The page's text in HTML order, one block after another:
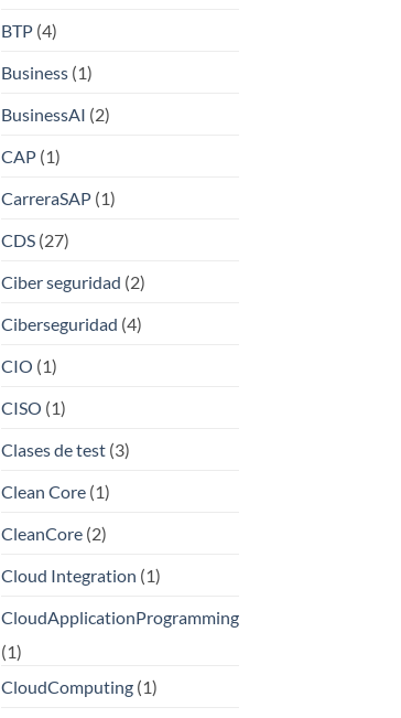
BTP(4)
Business(1)
BusinessAI (2)
CAP(1)
CarreraSAP(1)
CDS(27)
Ciber seguridad (2)
Ciberseguridad (4)
CIO (1)
CISO (1)
Clases de test(3)
Clean Core(1)
CleanCore(2)
Cloud Integration (1)
CloudApplicationProgramming
(1)
CloudComputing(1)